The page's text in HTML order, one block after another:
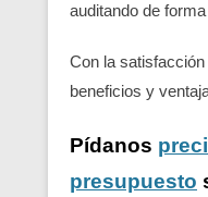
auditando de
Con la
beneficios y
Pídanos
presupuesto